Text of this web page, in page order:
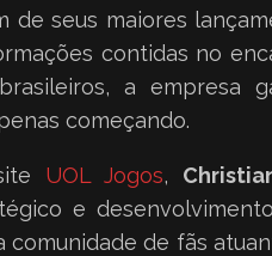
de seus maiores
contidas no
a empresa
começando.
UOL Jogos,
e
de fãs